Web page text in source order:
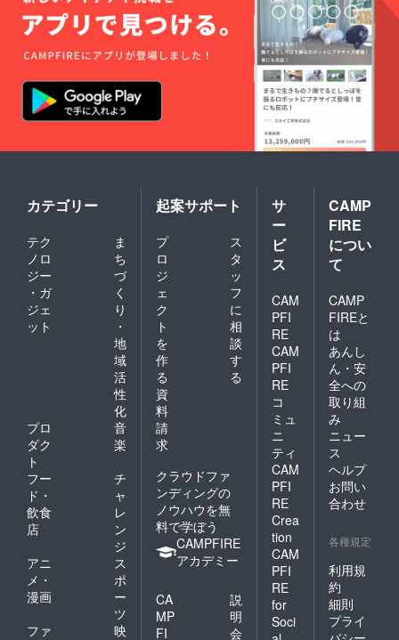
カテゴリー
テク
ノロ
ジー
・ガ
ジェ
ット
ま
ち
づ
く
り
・
地
域
活
性
化
プロ
ダク
ト
音
楽
フー
ド・
飲食
店
チ
ャ
レ
ン
ジ
アニ
メ・
漫画
ス
ポ
ー
ツ
ファ
映
起案サポート
プ
ロ
ジ
ェ
ク
ト
を
作
る
ス
タ
ッ
フ
に
相
談
す
る
資
料
請
求
クラウドファ
ンディングの
ノウハウを無
料で学ぼう
CAMPFIRE
アカデミー
CA
MP
FI
説
明
会
サ
ー
ビ
ス
CAM
PFI
RE
CAM
PFI
RE
コ
ミュ
ニ
ティ
CAM
PFI
RE
Crea
tion
CAM
PFI
RE
for
Soci
CAMP
FIRE
につい
て
CAMP
FIREと
は
あんし
ん・安
全への
取り組
み
ニュー
ス
ヘルプ
お問い
合わせ
各種規定
利用規
約
細則
プライ